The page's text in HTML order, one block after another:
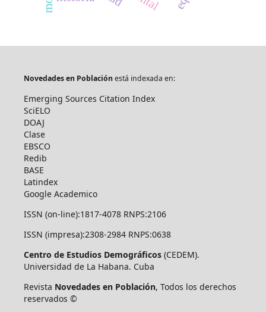
Novedades en Poblaciónestá indexada en:
Emerging Sources Citation Index
SciELO
DOAJ
Clase
EBSCO
Redib
BASE
Latindex
Google Academico
ISSN (on-line):1817-4078 RNPS:2106
ISSN (impresa):2308-2984 RNPS:0638
Centro de Estudios Demográficos(CEDEM).
Universidad de La Habana. Cuba
Revista Novedades en Población, Todos los derechos
reservados ©